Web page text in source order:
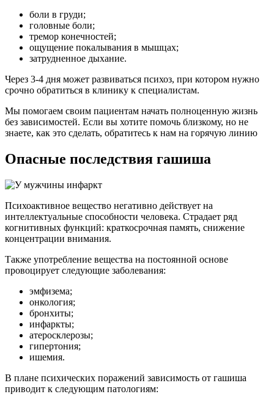
боли в груди;
головные боли;
тремор конечностей;
ощущение покалывания в мышцах;
затрудненное дыхание.
Через 3-4 дня может развиваться психоз, при котором нужно
срочно обратиться в клинику к специалистам.
Мы помогаем своим пациентам начать полноценную жизнь
без зависимостей. Если вы хотите помочь близкому, но не
знаете, как это сделать, обратитесь к нам на горячую линию
Опасные последствия гашиша
Психоактивное вещество негативно действует на
интеллектуальные способности человека. Страдает ряд
когнитивных функций: краткосрочная память, снижение
концентрации внимания.
Также употребление вещества на постоянной основе
провоцирует следующие заболевания:
эмфизема;
онкология;
бронхиты;
инфаркты;
атеросклерозы;
гипертония;
ишемия.
В плане психических поражений зависимость от гашиша
приводит к следующим патологиям: